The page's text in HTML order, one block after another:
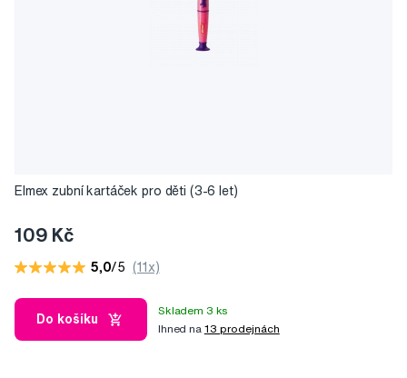
Elmex zubní kartáček pro děti (3-6 let)
109 Kč
5,0/5 (11x)
Do košíku
Skladem 3 ks
Ihned na 13 prodejnách